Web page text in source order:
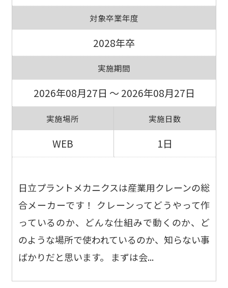
対象卒業年度
2028年卒
実施期間
2026年08月27日 ～ 2026年08月27日
実施場所
WEB
実施日数
1日
日立プラントメカニクスは産業用クレーンの総
合メーカーです！ クレーンってどうやって作
っているのか、どんな仕組みで動くのか、ど
のような場所で使われているのか、知らない事
ばかりだと思います。 まずは会...